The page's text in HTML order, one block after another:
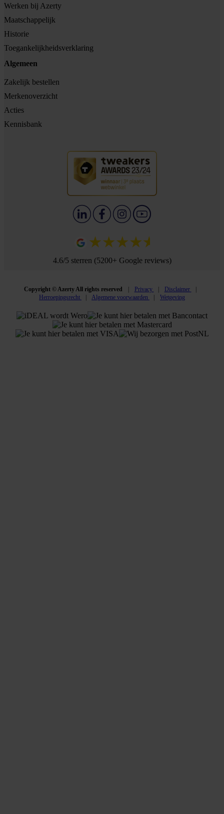
Werken bij Azerty
Maatschappelijk
Historie
Toegankelijkheidsverklaring
Algemeen
Zakelijk bestellen
Merkenoverzicht
Acties
Kennisbank
4.6/5 sterren (5200+ Google reviews)
Copyright © Azerty All rights reserved Privacy
Disclaimer
Herroepingsrecht
Algemene voorwaarden Wetgeving